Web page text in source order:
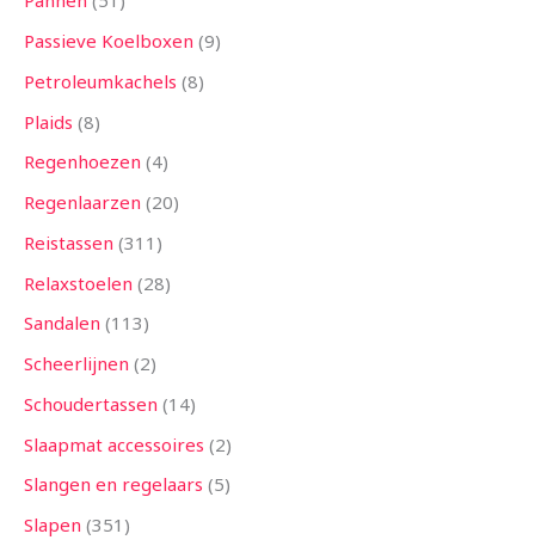
Passieve Koelboxen 9
Petroleumkachels 8
Plaids 8
Regenhoezen 4
Regenlaarzen 20
Reistassen 311
Relaxstoelen 28
Sandalen 113
Scheerlijnen 2
Schoudertassen 14
Slaapmat accessoires 2
Slangen en regelaars 5
Slapen 351